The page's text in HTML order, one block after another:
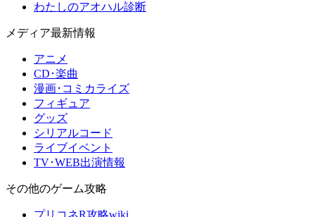
わたしのアオハル診断
メディア最新情報
アニメ
CD･楽曲
漫画･コミカライズ
フィギュア
グッズ
シリアルコード
ライブイベント
TV･WEB出演情報
その他のゲーム攻略
プリコネR攻略wiki